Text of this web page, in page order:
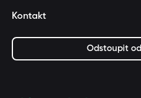
Kontakt
Odstoupit